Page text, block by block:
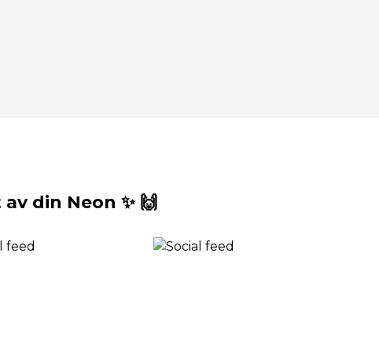
din Neon ✨ 🙌